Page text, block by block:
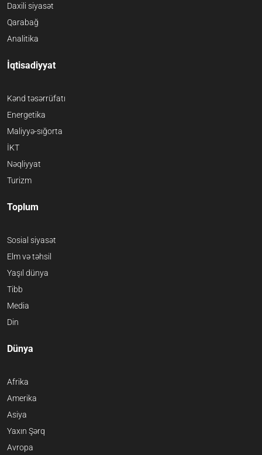
Daxili siyasət
Qarabağ
Analitika
İqtisadiyyat
Kənd təsərrüfatı
Energetika
Maliyyə-sığorta
İKT
Nəqliyyat
Turizm
Toplum
Sosial siyasət
Elm və təhsil
Yaşıl dünya
Tibb
Media
Din
Dünya
Afrika
Amerika
Asiya
Yaxın Şərq
Avropa